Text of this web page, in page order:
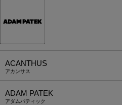
ACANTHUS
アカンサス
ADAM PATEK
アダムパティック